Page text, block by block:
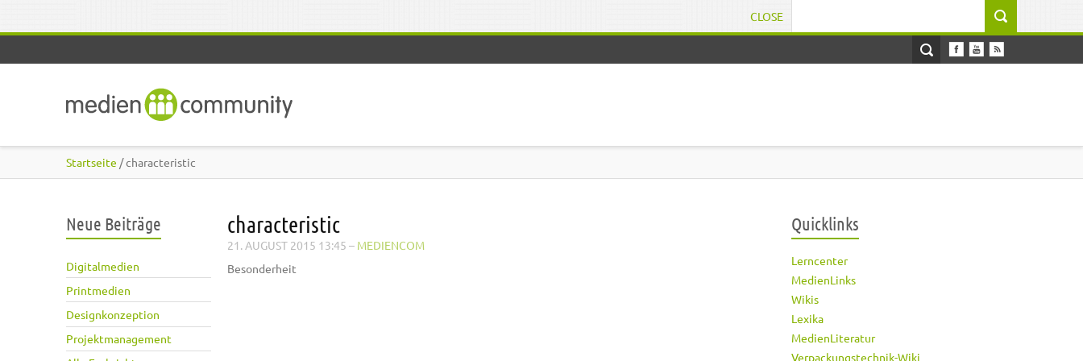
CLOSE
Startseite / characteristic
Neue Beiträge
Digitalmedien
Printmedien
Designkonzeption
Projektmanagement
characteristic
21. AUGUST 2015 13:45 – MEDIENCOM
Besonderheit
Quicklinks
Lerncenter
MedienLinks
Wikis
Lexika
MedienLiteratur
Verpackungstechnik-Wiki